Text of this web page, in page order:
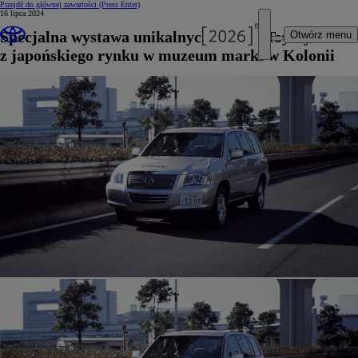
Przejdź do głównej zawartości (Press Enter)
Otwórz menu
16 lipca 2024
Specjalna wystawa unikalnych modeli Toyoty
z japońskiego rynku w muzeum marki w Kolonii